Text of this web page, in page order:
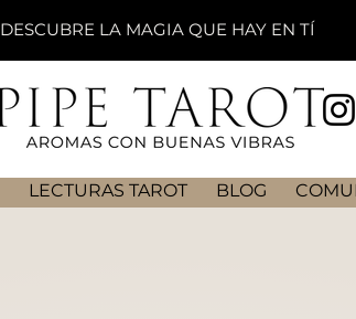
DESCUBRE LA MAGIA QUE HAY EN TÍ
LECTURAS TAROT BLOG